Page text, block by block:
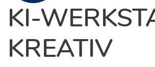
KI-
KREATIV